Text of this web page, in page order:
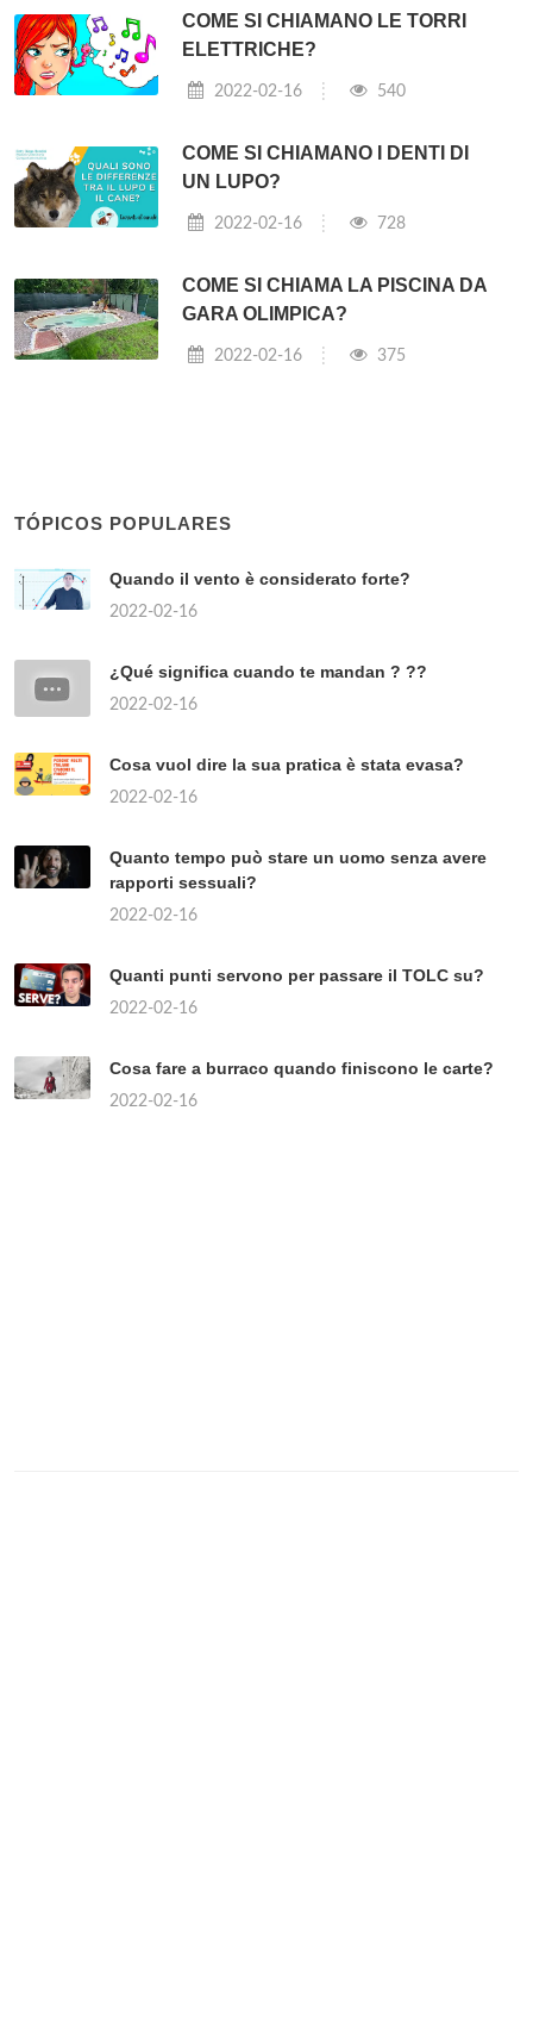
COME SI CHIAMANO LE TORRI
ELETTRICHE?
2022-02-16 540
COME SI CHIAMANO I DENTI DI
UN LUPO?
2022-02-16 728
COME SI CHIAMA LA PISCINA DA
GARA OLIMPICA?
2022-02-16 375
TÓPICOS POPULARES
Quando il vento è considerato forte?
2022-02-16
¿Qué significa cuando te mandan ? ??
2022-02-16
Cosa vuol dire la sua pratica è stata evasa?
2022-02-16
Quanto tempo può stare un uomo senza avere
rapporti sessuali?
2022-02-16
Quanti punti servono per passare il TOLC su?
2022-02-16
Cosa fare a burraco quando finiscono le carte?
2022-02-16